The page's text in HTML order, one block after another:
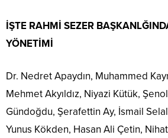
İŞTE RAHMİ SEZER
YÖNETİMİ
Dr. Nedret Apaydın, Muhammed
Mehmet Akyıldız, Niyazi Kütük,
Gündoğdu, Şerafettin Ay, İsmail
Yunus Kökden, Hasan Ali Çetin,